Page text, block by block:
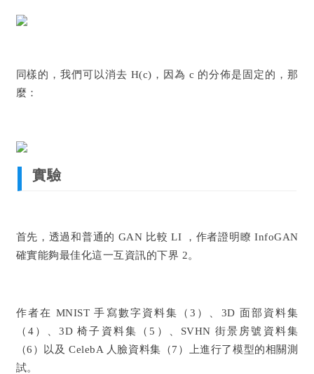
同樣的，我們可以消去 H(c)，因為 c 的分佈是固定的，那
麼：
實驗
首先，透過和普通的 GAN 比較 LI ，作者證明瞭 InfoGAN
確實能夠最佳化這一互資訊的下界 2。
作者在 MNIST 手寫數字資料集（3）、3D 面部資料集
（4）、3D 椅子資料集（5）、SVHN 街景房號資料集
（6）以及 CelebA 人臉資料集（7）上進行了模型的相關測
試。